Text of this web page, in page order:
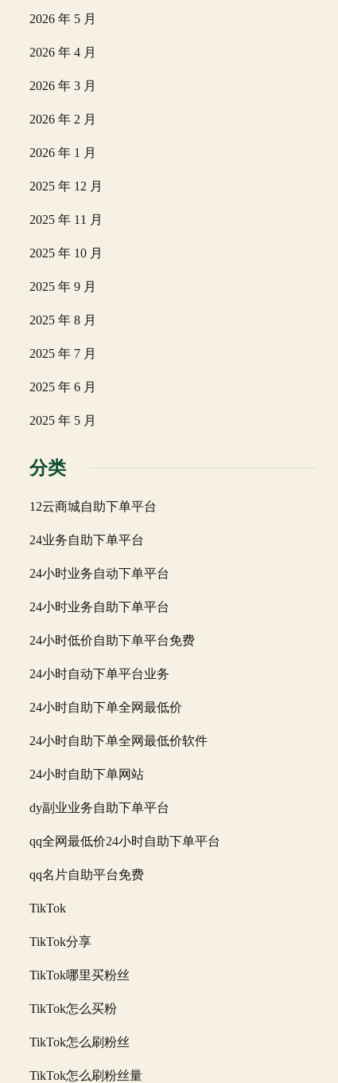
2026 年 5 月
2026 年 4 月
2026 年 3 月
2026 年 2 月
2026 年 1 月
2025 年 12 月
2025 年 11 月
2025 年 10 月
2025 年 9 月
2025 年 8 月
2025 年 7 月
2025 年 6 月
2025 年 5 月
分类
12云商城自助下单平台
24业务自助下单平台
24小时业务自动下单平台
24小时业务自助下单平台
24小时低价自助下单平台免费
24小时自动下单平台业务
24小时自助下单全网最低价
24小时自助下单全网最低价软件
24小时自助下单网站
dy副业业务自助下单平台
qq全网最低价24小时自助下单平台
qq名片自助平台免费
TikTok
TikTok分享
TikTok哪里买粉丝
TikTok怎么买粉
TikTok怎么刷粉丝
TikTok怎么刷粉丝量